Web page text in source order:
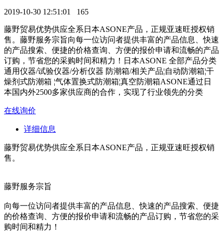
2019-10-30 12:51:01 165
藤野贸易优势供应全系日本ASONE产品，正规亚速旺授权销
售。藤野服务宗旨向每一位访问者提供丰富的产品信息、快速
的产品搜索、便捷的价格查询、方便的报价申请和流畅的产品
订购，节省您的采购时间和精力！日本ASONE 全部产品分类
通用仪器/试验仪器/分析仪器 防潮箱/相关产品¦自动防潮箱¦干
燥剂式防潮箱 ¦气体置换式防潮箱¦真空防潮箱ASONE通过日
本国内外2500多家供应商的合作，实现了行业领先的分类
在线询价
详细信息
藤野贸易优势供应全系日本ASONE产品，正规亚速旺授权销
售。
藤野服务宗旨
向每一位访问者提供丰富的产品信息、快速的产品搜索、便捷
的价格查询、方便的报价申请和流畅的产品订购，节省您的采
购时间和精力！